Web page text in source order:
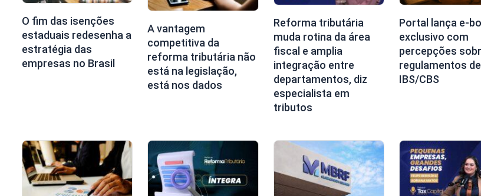
O fim das isenções
estaduais redesenha a
estratégia das
empresas no Brasil
A vantagem
competitiva da
reforma tributária não
está na legislação,
está nos dados
Reforma tributária
muda rotina da área
fiscal e amplia
integração entre
departamentos, diz
especialista em
tributos
Portal lança e-
exclusivo com
percepções
regulamentos de
IBS/CBS